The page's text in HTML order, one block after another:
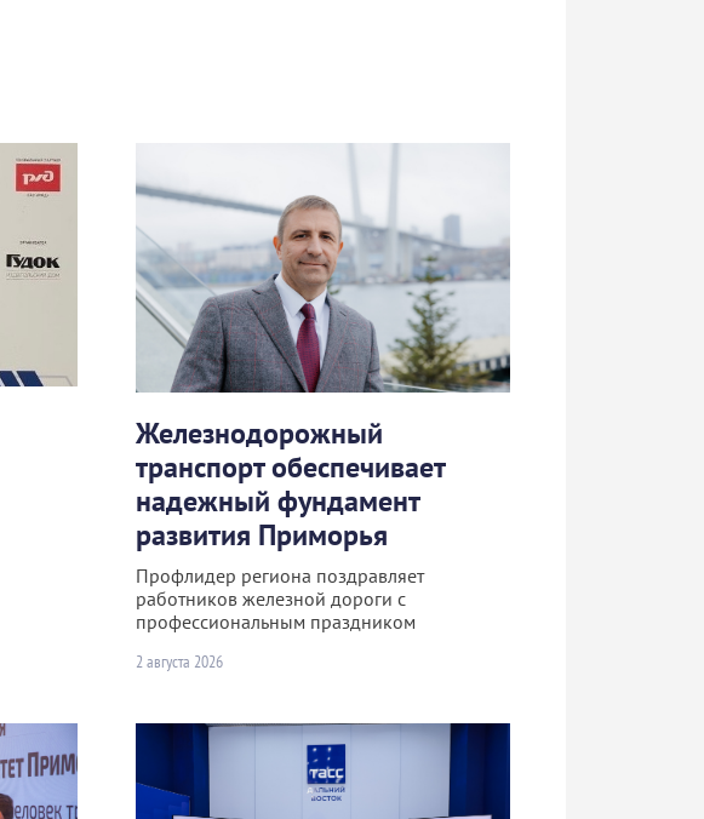
Железнодорожный
транспорт обеспечивает
надежный фундамент
развития Приморья
Профлидер региона поздравляет
работников железной дороги с
профессиональным праздником
2 августа 2026